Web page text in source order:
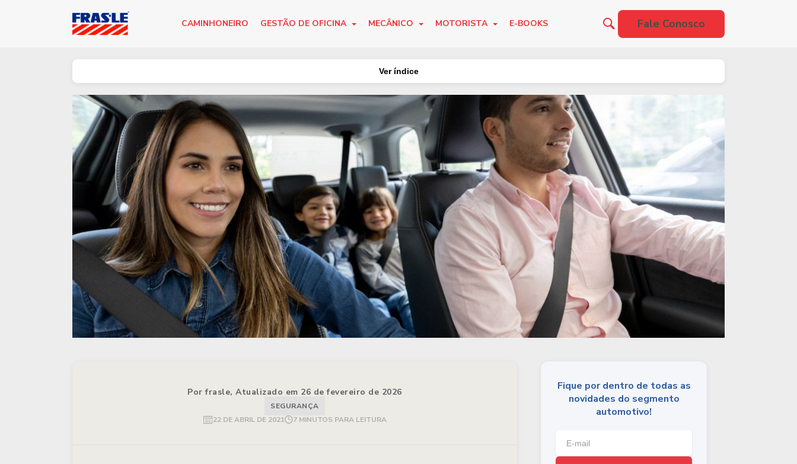
CAMINHONEIRO GESTÃO DE OFICINA MECÂNICO MOTORISTA E-BOOKS Fale Conosco
Ver índice
Por frasle, Atualizado em 26 de fevereiro de 2026
SEGURANÇA
22 DE ABRIL DE 2021
7 MINUTOS PARA LEITURA
Fique por dentro de todas as
novidades do segmento
automotivo!